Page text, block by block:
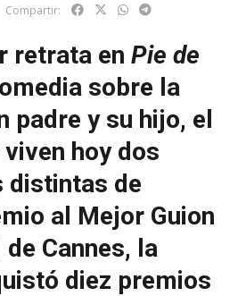
Compartir:
retrata en Pie de
sobre la
padre y su hijo, el
hoy dos
distintas de
al Mejor Guion
Cannes, la
diez premios